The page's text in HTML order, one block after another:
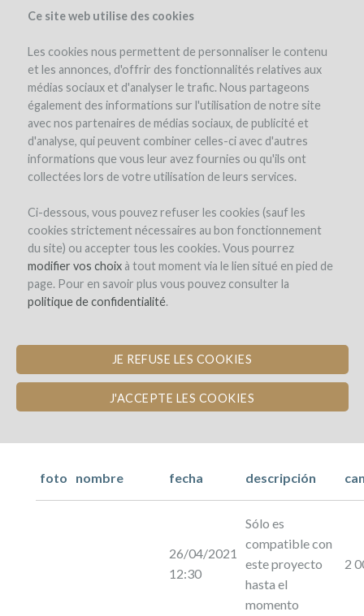
Ce site web utilise des cookies
Les cookies nous permettent de personnaliser le contenu
et les annonces, d'offrir des fonctionnalités relatives aux
médias sociaux et d'analyser le trafic. Nous partageons
également des informations sur l'utilisation de notre site
avec nos partenaires de médias sociaux, de publicité et
d'analyse, qui peuvent combiner celles-ci avec d'autres
informations que vous leur avez fournies ou qu'ils ont
collectées lors de votre utilisation de leurs services.
Ci-dessous, vous pouvez refuser les cookies (sauf les
cookies strictement nécessaires au bon fonctionnement
du site) ou accepter tous les cookies. Vous pourrez
modifier vos choixà tout moment via le lien situé en pied de
page. Pour en savoir plus vous pouvez consulter la
politique de confidentialité.
JE REFUSE LES COOKIES
J'ACCEPTE LES COOKIES
el proyecto el equipo opinión de expertos los intereses en vino
costes y riesgos simulador winefunders(67)
Château Cazebonne
REPLANTANDO EL PATRIMONIO DE
LAS VARIEDADES DE UVA OLVIDADAS
foto nombre fecha descripción
26/04/2021
12:30
Sólo es
compatible con
este proyecto
hasta el
momento
2